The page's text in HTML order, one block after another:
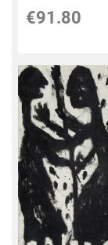
€91.80